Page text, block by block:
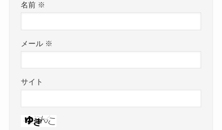
名前 ※
メール ※
サイト